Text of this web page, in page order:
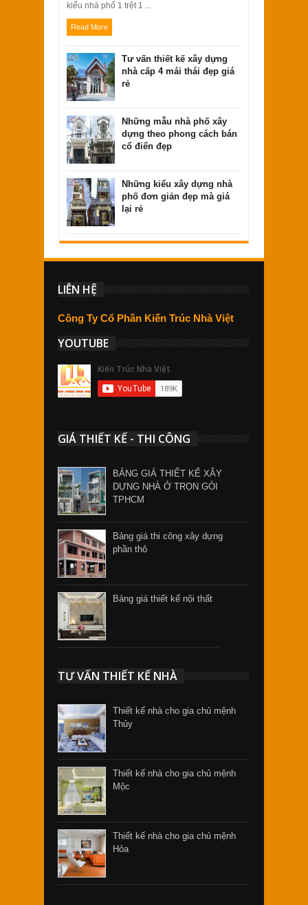
kiểu nhà phố 1 trệt 1 ...
Read More
Tư vấn thiết kế xây dựng
nhà cấp 4 mái thái đẹp giá
rẻ
Những mẫu nhà phố xây
dựng theo phong cách bán
cổ điển đẹp
Những kiểu xây dựng nhà
phố đơn giản đẹp mà giá
lại rẻ
LIÊN HỆ
Công Ty Cổ Phần Kiến Trúc Nhà Việt
YOUTUBE
GIÁ THIẾT KẾ - THI CÔNG
BẢNG GIÁ THIẾT KẾ XÂY
DỰNG NHÀ Ở TRỌN GÓI
TPHCM
Bảng giá thi công xây dựng
phần thô
Bảng giá thiết kế nội thất
TƯ VẤN THIẾT KẾ NHÀ
Thiết kế nhà cho gia chủ mệnh
Thủy
Thiết kế nhà cho gia chủ mệnh
Mộc
Thiết kế nhà cho gia chủ mệnh
Hỏa